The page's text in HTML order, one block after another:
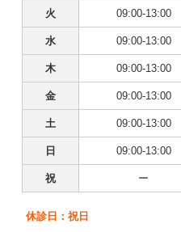
火 09:00-13:00
水 09:00-13:00
木 09:00-13:00
金 09:00-13:00
土 09:00-13:00
日 09:00-13:00
祝 ー
休診日：祝日